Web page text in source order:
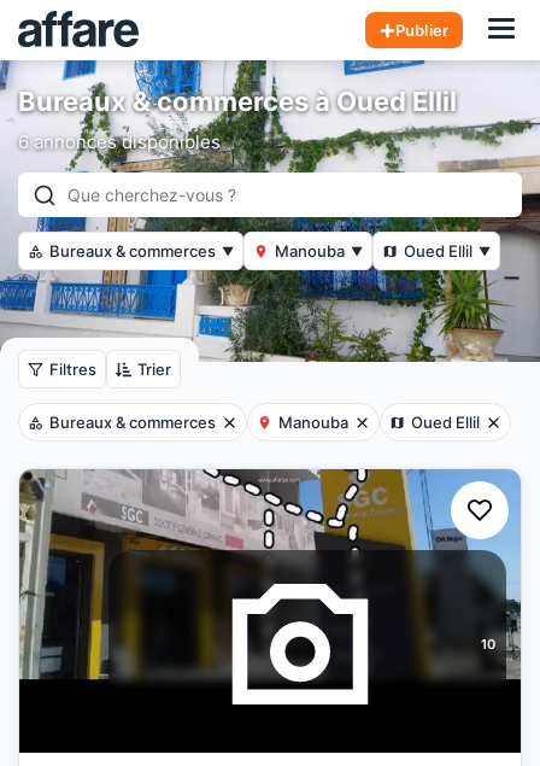
Publier
Bureaux & commerces à Oued Ellil
6 annonces disponibles
Bureaux & commerces ▼ Manouba ▼ Oued Ellil ▼
Filtres Trier
Bureaux & commerces Manouba Oued Ellil
10